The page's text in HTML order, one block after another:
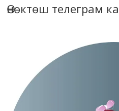
Өнөктөш телеграм